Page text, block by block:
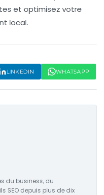
et optimisez votre
local.
LINKEDIN WHATSAPP
du business, du
SEO depuis plus de dix